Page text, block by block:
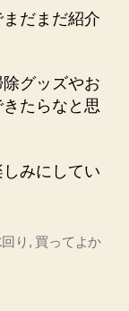
だまだ紹介
グッズやお
たらなと思
みにしてい
り , 買ってよか